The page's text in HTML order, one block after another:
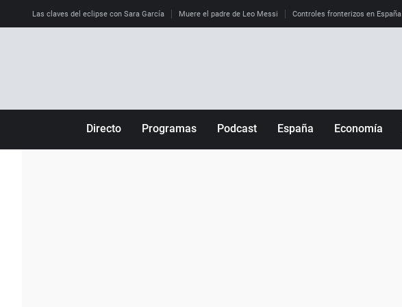
Las claves del eclipse con Sara García Muere el padre de Leo Messi Controles fronterizos en España
Directo Programas Podcast España Economía